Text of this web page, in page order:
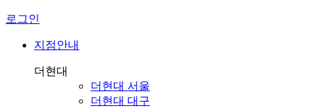
로그인
지점안내
더현대
더현대 서울
더현대 대구